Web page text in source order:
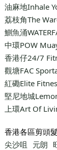
油麻地Inhale
荔枝角The
鰂魚涌
中環POW
香港仔24/7
觀塘FAC
紅磡Elite
堅尼地城
上環Art Of
香港各區剪頭
尖沙咀
元朗